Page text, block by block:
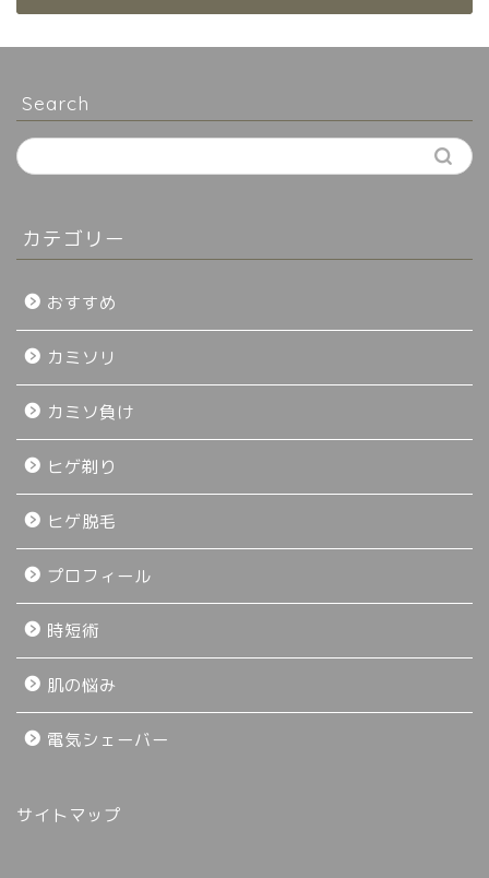
Search
カテゴリー
おすすめ
カミソリ
カミソ負け
ヒゲ剃り
ヒゲ脱毛
プロフィール
時短術
肌の悩み
電気シェーバー
サイトマップ